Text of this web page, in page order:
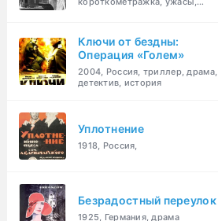
Ключи от бездны:
Операция «Голем»
2004, Россия, триллер, драма,
детектив, история
Уплотнение
1918, Россия,
Безрадостный переулок
1925, Германия, драма